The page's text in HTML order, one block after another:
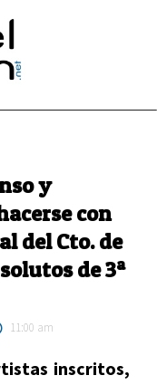
y
con
del Cto. de
de 3ª
11:00 am
inscritos,